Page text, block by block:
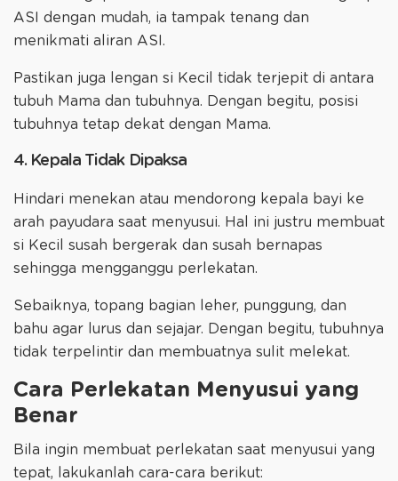
ASI dengan mudah, ia tampak tenang dan
menikmati aliran ASI.
Pastikan juga lengan si Kecil tidak terjepit di antara
tubuh Mama dan tubuhnya. Dengan begitu, posisi
tubuhnya tetap dekat dengan Mama.
4. Kepala Tidak Dipaksa
Hindari menekan atau mendorong kepala bayi ke
arah payudara saat menyusui. Hal ini justru membuat
si Kecil susah bergerak dan susah bernapas
sehingga mengganggu perlekatan.
Sebaiknya, topang bagian leher, punggung, dan
bahu agar lurus dan sejajar. Dengan begitu, tubuhnya
tidak terpelintir dan membuatnya sulit melekat.
Cara Perlekatan Menyusui yang
Benar
Bila ingin membuat perlekatan saat menyusui yang
tepat, lakukanlah cara-cara berikut: